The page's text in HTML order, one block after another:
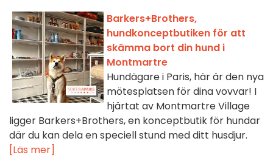
Barkers+Brothers,
hundkonceptbutiken för att
skämma bort din hund i
Montmartre
Hundägare i Paris, här är den nya
mötesplatsen för dina vovvar! I
hjärtat av Montmartre Village
ligger Barkers+Brothers, en konceptbutik för hundar
där du kan dela en speciell stund med ditt husdjur.
[Läs mer]